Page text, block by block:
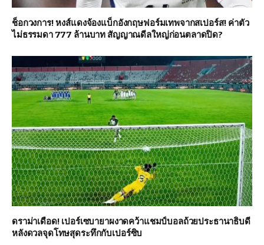
ช็อกวงการ! หงส์แดงจ้องแบ็กอังกฤษฟอร์มเทพจากสเปอร์ส! ค่าตัว
ไม่ธรรมดา 777 ล้านบาท สัญญาณดีลใหญ่ก่อนตลาดปิด?
ดราม่าเดือด! เปอร์เซบายาผงาดคว้าแชมป์บอลถ้วยประธานาธิบดี
หลังดวลจุดโทษสุดระทึกกับเปอร์ซิบ